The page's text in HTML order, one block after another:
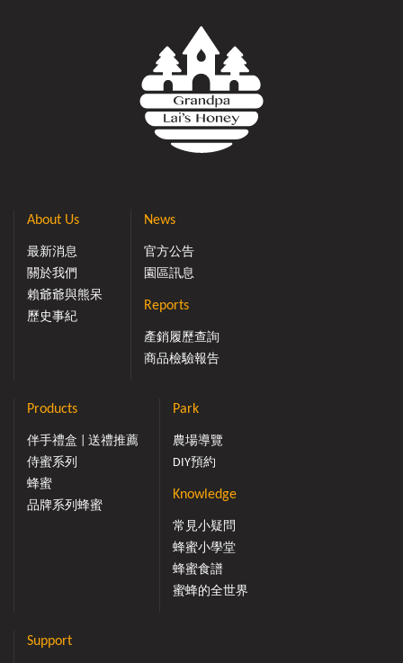
About Us
最新消息
關於我們
賴爺爺與熊呆
歷史事紀
News
官方公告
園區訊息
Reports
產銷履歷查詢
商品檢驗報告
Products
伴手禮盒 | 送禮推薦
侍蜜系列
蜂蜜
品牌系列蜂蜜
Park
農場導覽
DIY預約
Knowledge
常見小疑問
蜂蜜小學堂
蜂蜜食譜
蜜蜂的全世界
Support